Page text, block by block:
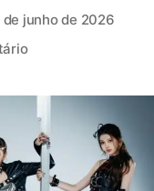
de junho de 2026
e
T
T